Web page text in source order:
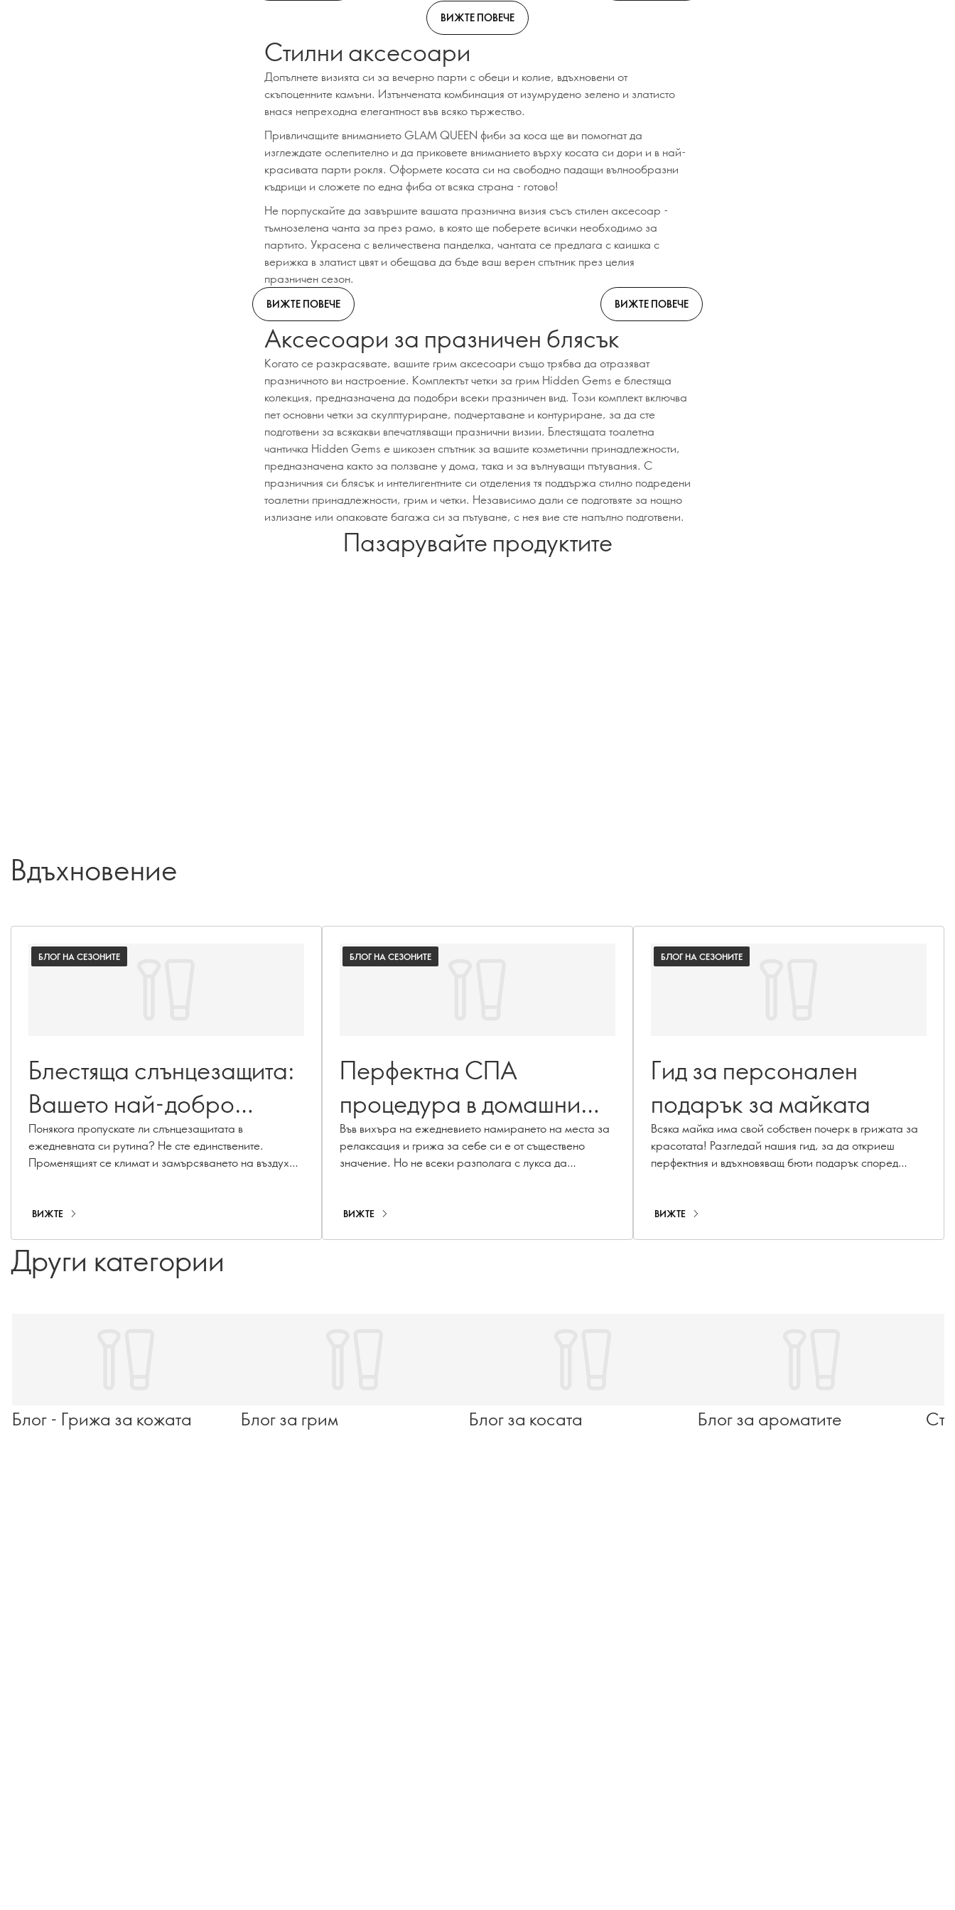
ВИЖТЕ ПОВЕЧЕ
Стилни аксесоари
Допълнете визията си за вечерно парти с обеци и колие, вдъхновени от
скъпоценните камъни. Изтънчената комбинация от изумрудено зелено и златисто
внася непреходна елегантност във всяко тържество.
Привличащите вниманието GLAM QUEEN фиби за коса ще ви помогнат да
изглеждате ослепително и да приковете вниманието върху косата си дори и в най-
красивата парти рокля. Оформете косата си на свободно падащи вълнообразни
къдрици и сложете по една фиба от всяка страна - готово!
Не порпускайте да завършите вашата празнична визия съсъ стилен аксесоар -
тъмнозелена чанта за през рамо, в която ще поберете всички необходимо за
партито. Украсена с величествена панделка, чантата се предлага с каишка с
верижка в златист цвят и обещава да бъде ваш верен спътник през целия
празничен сезон.
ВИЖТЕ ПОВЕЧЕ ВИЖТЕ ПОВЕЧЕ
Аксесоари за празничен блясък
Когато се разкрасявате, вашите грим аксесоари също трябва да отразяват
празничното ви настроение. Комплектът четки за грим Hidden Gems е блестяща
колекция, предназначена да подобри всеки празничен вид. Този комплект включва
пет основни четки за скулптуриране, подчертаване и контуриране, за да сте
подготвени за всякакви впечатляващи празнични визии. Блестящата тоалетна
чантичка Hidden Gems е шикозен спътник за вашите козметични принадлежности,
предназначена както за ползване у дома, така и за вълнуващи пътувания. С
празничния си блясък и интелигентните си отделения тя поддържа стилно подредени
тоалетни принадлежности, грим и четки. Независимо дали се подготвяте за нощно
излизане или опаковате багажа си за пътуване, с нея вие сте напълно подготвени.
Пазарувайте продуктите
Вдъхновение
БЛОГ НА СЕЗОНИТЕ
Блестяща слънцезащита:
Вашето най-добро
ръководство за защита от
слънцето
Понякога пропускате ли слънцезащитата в
ежедневната си рутина? Не сте единствените.
Променящият се климат и замърсяването на въздуха
С нашата гама от слънцезащитни продукти,
кремове със SPF и грим със SPF, ще бъдете защитени
през цялата година!
ВИЖТЕ
БЛОГ НА СЕЗОНИТЕ
Перфектна СПА
процедура в домашни
условия
Във вихъра на ежедневието намирането на места за
релаксация и грижа за себе си е от съществено
значение. Но не всеки разполага с лукса да
превърне рутинния ви душ в луксозно СПА
ВИЖТЕ
БЛОГ НА СЕЗОНИТЕ
Гид за персонален
подарък за майката
Всяка майка има свой собствен почерк в грижата за
красотата! Разгледай нашия гид, за да откриеш
перфектния и вдъхновяващ бюти подарък според
ВИЖТЕ
Други категории
Блог - Грижа за кожата Блог за грим Блог за косата Блог за ароматите